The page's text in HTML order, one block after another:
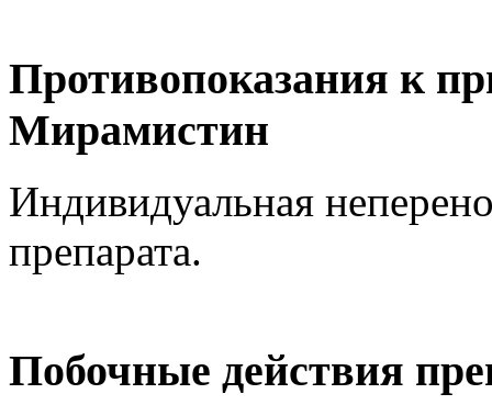
Противопоказания к
Мирамистин
Индивидуальная
препарата.
Побочные действия